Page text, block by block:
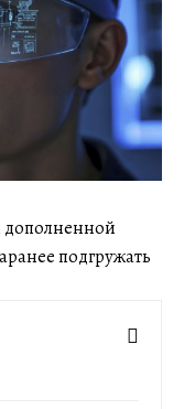
дополненной
подгружать